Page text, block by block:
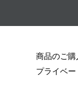
商品のご
プライベー